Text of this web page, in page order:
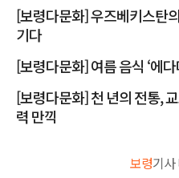
[보령다문화] 우즈베키스탄
기다
[보령다문화] 여름 음식 ‘에다
[보령다문화] 천 년의 전통,
력 만끽
보령기사